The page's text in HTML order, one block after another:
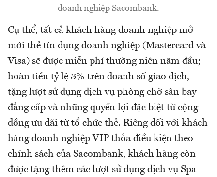
doanh nghiệp Sacombank.
Cụ thể, tất cả khách hàng doanh nghiệp mở
mới thẻ tín dụng doanh nghiệp (Mastercard và
Visa) sẽ được miễn phí thường niên năm đầu;
hoàn tiền tỷ lệ 3% trên doanh số giao dịch,
tặng lượt sử dụng dịch vụ phòng chờ sân bay
đẳng cấp và những quyền lợi đặc biệt từ cộng
đồng ưu đãi từ tổ chức thẻ. Riêng đối với khách
hàng doanh nghiệp VIP thỏa điều kiện theo
chính sách của Sacombank, khách hàng còn
được tặng thêm các lượt sử dụng dịch vụ Spa